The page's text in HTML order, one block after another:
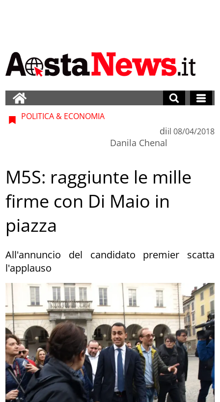
POLITICA & ECONOMIA
di
Danila Chenal
il 08/04/2018
M5S: raggiunte le mille
firme con Di Maio in
piazza
All'annuncio del candidato premier scatta
l'applauso